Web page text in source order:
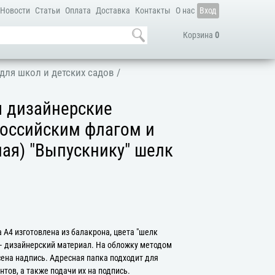
Новости Статьи Оплата Доставка Контакты О нас Вход
Корзина 0
школ и детских садов /
дизайнерские
флагом и
"Выпускнику" шелк
изготовлена из балакрона, цвета "шелк
дизайнерский материал. На обложку методом
надпись. Адресная папка подходит для
а также подачи их на подпись.